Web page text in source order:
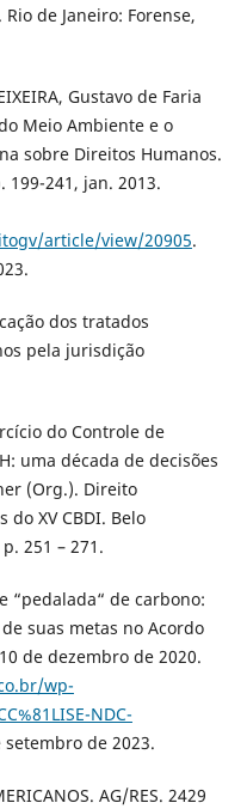
de Janeiro: Forense,
Gustavo de Faria
Meio Ambiente e o
sobre Direitos Humanos.
199-241, jan. 2013.
article/view/20905.
dos tratados
pela jurisdição
do Controle de
uma década de decisões
(Org.). Direito
XV CBDI. Belo
251 – 271.
“pedalada“ de carbono:
suas metas no Acordo
de dezembro de 2020.
wp-
NDC-
setembro de 2023.
AG/RES. 2429